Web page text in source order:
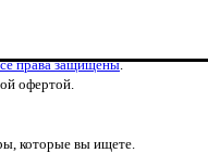
права защищены.
офертой.
которые вы ищете.